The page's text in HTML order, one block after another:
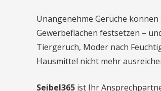
Unangenehme Gerüche
Gewerbeflächen festsetzen –
Tiergeruch, Moder nach
Hausmittel nicht mehr
Seibel365 ist Ihr